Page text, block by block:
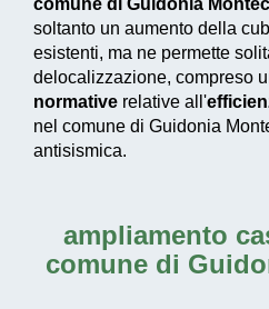
soltanto un aumento della
esistenti, ma ne permette
delocalizzazione, compreso
normative relative all'
nel comune di Guidonia
antisismica.
ampliamento
comune di